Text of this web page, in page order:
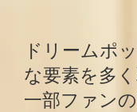
ドリームポ
な要素を多
一部ファン